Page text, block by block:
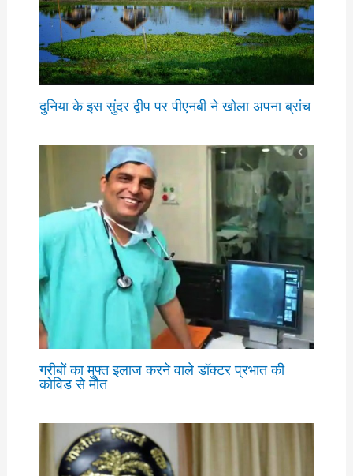
दुनिया के इस सुंदर द्वीप पर पीएनबी ने खोला अपना ब्रांच
गरीबों का मुफ्त इलाज करने वाले डॉक्टर प्रभात की
कोविड से मौत